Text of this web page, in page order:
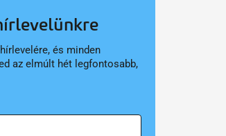
és minden
az elmúlt hét legfontosabb,